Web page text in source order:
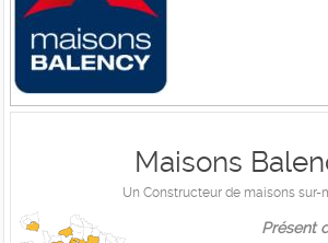
Maisons
Un Constructeur de maisons sur-
Présent